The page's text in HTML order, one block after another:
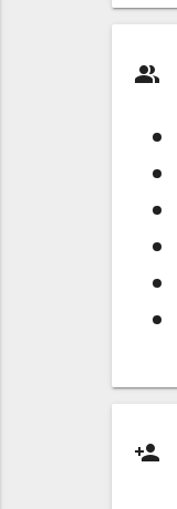
people_alt
person_add